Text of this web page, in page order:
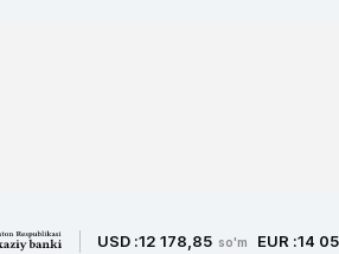
USD :12 178,85 so'm EUR :14